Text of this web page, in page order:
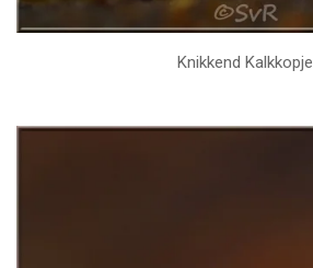
Knikkend Kalkkopje